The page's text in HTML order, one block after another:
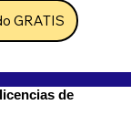
GRATIS
de